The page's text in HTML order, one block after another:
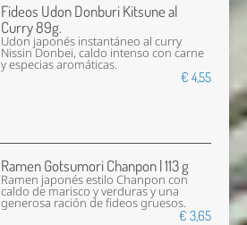
Fideos Udon Donburi Kitsune al
Curry 89g.
Udon japonés instantáneo al curry
Nissin Donbei, caldo intenso con carne
y especias aromáticas.
€ 4,55
Ramen Gotsumori Chanpon | 113 g
Ramen japonés estilo Chanpon con
caldo de marisco y verduras y una
generosa ración de fideos gruesos.
€ 3,65